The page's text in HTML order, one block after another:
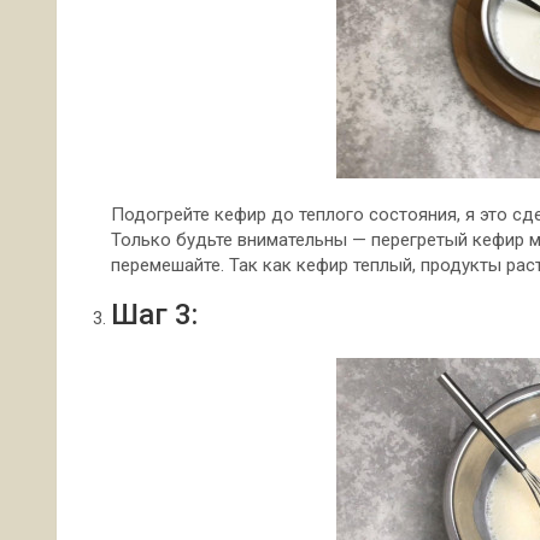
Подогрейте кефир до теплого состояния, я это
Только будьте внимательны — перегретый кефир
перемешайте. Так как кефир теплый, продукты
Шаг 3: